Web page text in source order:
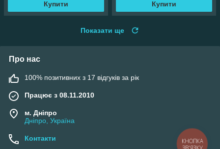
Купити Купити
Показати ще
Про нас
100% позитивних з 17 відгуків за рік
Працює з 08.11.2010
м. Дніпро
Дніпро, Україна
Контакти
КНОПКА